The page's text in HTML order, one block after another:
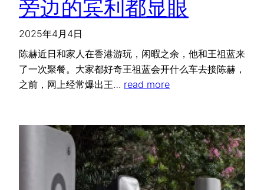
旁边的宾利都显眼
2025年4月4日
陈赫近日和家人在香港游玩，闲暇之余，他和王祖蓝来
了一次聚餐。大家都好奇王祖蓝会开什么车去接陈赫，
之前，网上经常爆出王… read more